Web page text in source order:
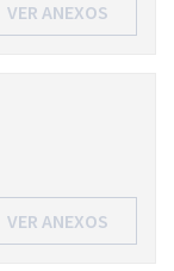
VER ANEXOS
VER ANEXOS